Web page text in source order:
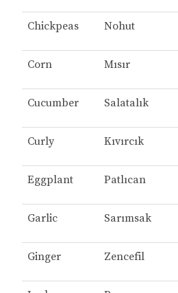
Chickpeas Nohut
Corn Mısır
Cucumber Salatalık
Curly Kıvırcık
Eggplant Patlıcan
Garlic Sarımsak
Ginger Zencefil